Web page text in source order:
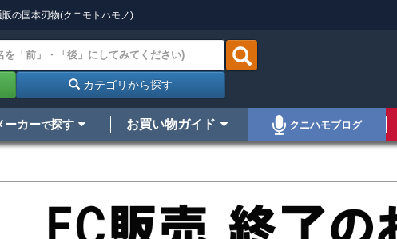
の国本刃物(クニモトハモノ)
カテゴリから探す
ーカーで探す お買い物ガイド クニハモブログ